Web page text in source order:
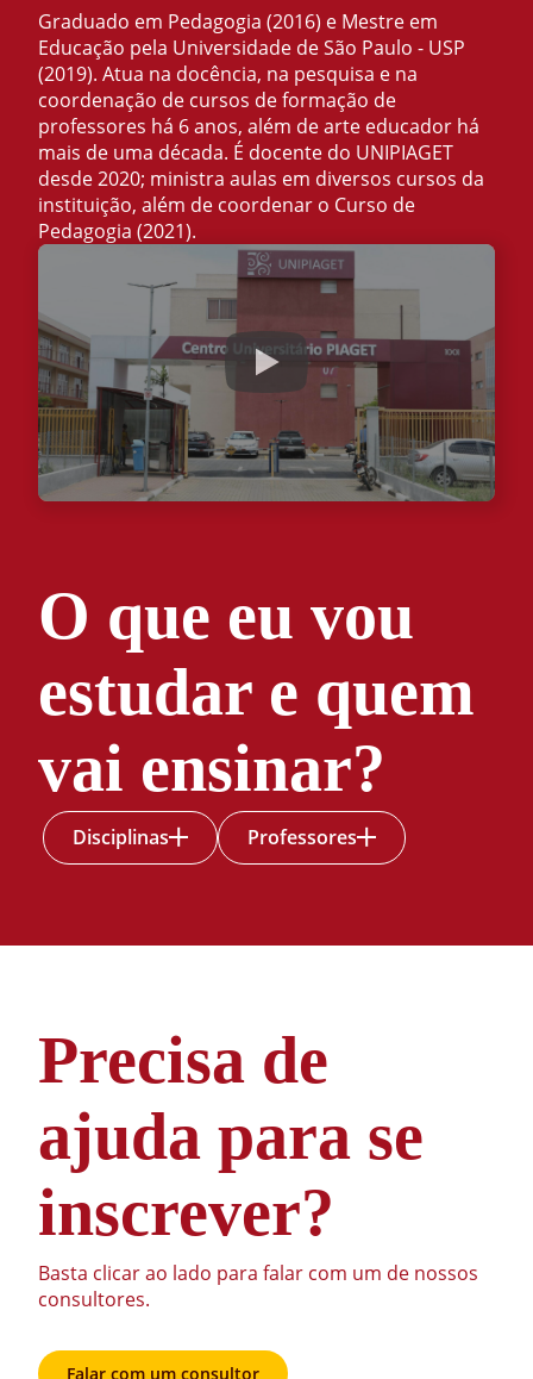
Graduado em Pedagogia (2016) e Mestre em
Educação pela Universidade de São Paulo - USP
(2019). Atua na docência, na pesquisa e na
coordenação de cursos de formação de
professores há 6 anos, além de arte educador há
mais de uma década. É docente do UNIPIAGET
desde 2020; ministra aulas em diversos cursos da
instituição, além de coordenar o Curso de
Pedagogia (2021).
O que eu vou
estudar e quem
vai ensinar?
Disciplinas Professores
Especialização
Clínica e
Institucional
Psicopedagogia
institucional
90
Psicopedagogia
Clínica e
Institucional
Docente Qualificação
Ronnie Silva
Precisa de
ajuda para se
inscrever?
Basta clicar ao lado para falar com um de nossos
consultores.
Falar com um consultor